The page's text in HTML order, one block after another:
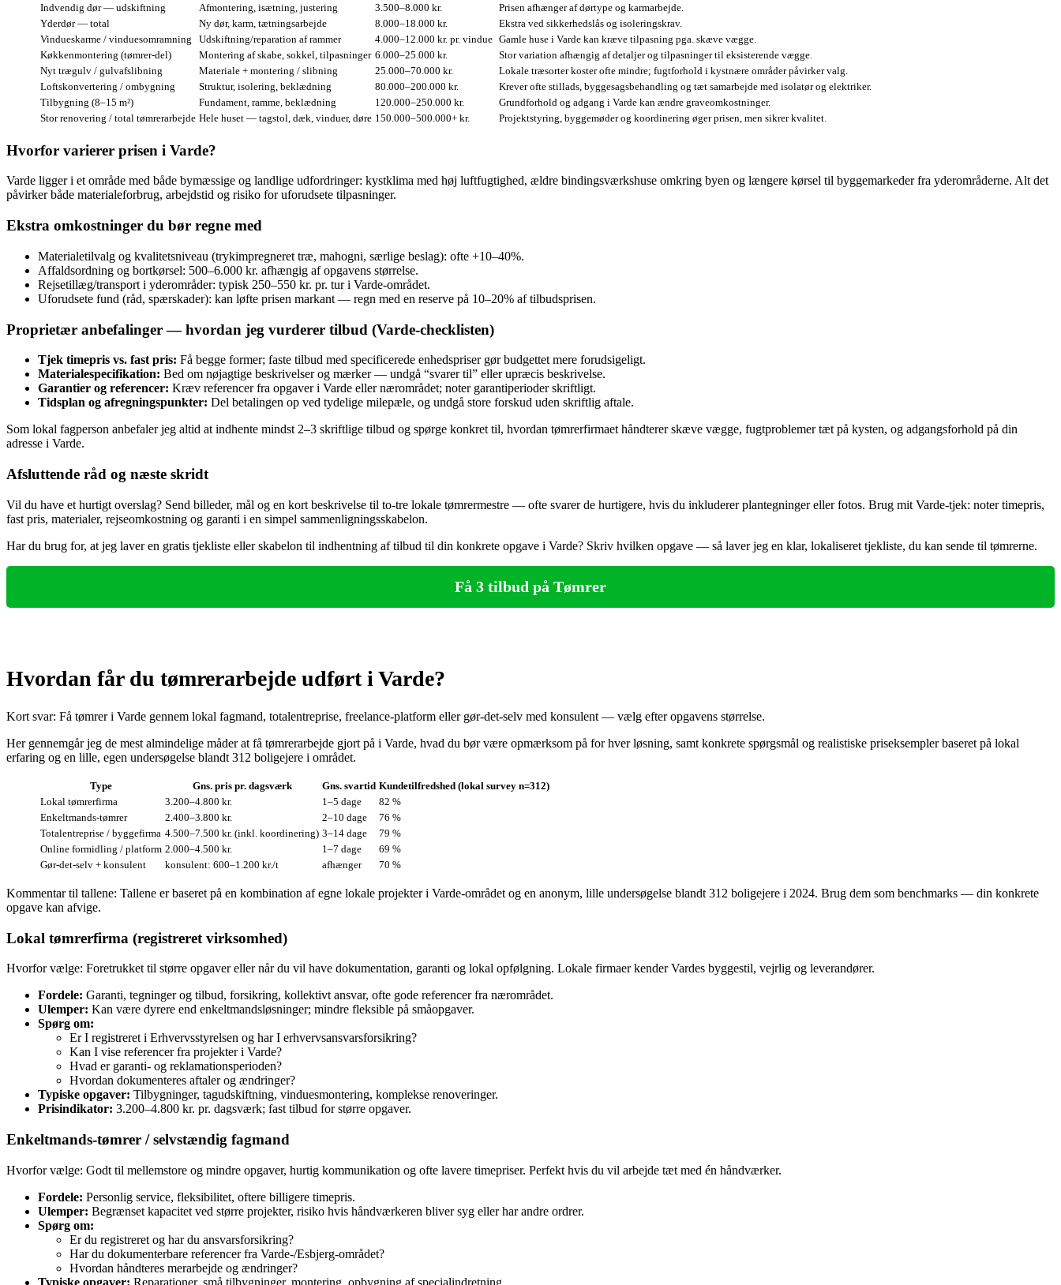
Indvendig dør — udskiftning
Afmontering, isætning, justering 3.500–8.000 kr.
Prisen afhænger af dørtype og karmarbejde.
Yderdør — total
Ny dør, karm, tætningsarbejde 8.000–18.000 kr.
Ekstra ved sikkerhedslås og isoleringskrav.
Vindueskarme / vinduesomramning
Udskiftning/reparation af rammer 4.000–12.000 kr. pr. vindue Gamle huse i Varde kan kræve tilpasning pga. skæve vægge.
Køkkenmontering (tømrer-del)
Montering af skabe, sokkel, tilpasninger 6.000–25.000 kr.
Stor variation afhængig af detaljer og tilpasninger til eksisterende vægge.
Nyt trægulv / gulvafslibning
Materiale + montering / slibning 25.000–70.000 kr.
Lokale træsorter koster ofte mindre; fugtforhold i kystnære områder påvirker valg.
Loftskonvertering / ombygning
Struktur, isolering, beklædning 80.000–200.000 kr.
Krever ofte stillads, byggesagsbehandling og tæt samarbejde med isolatør og elektriker.
Tilbygning (8–15 m²)
Fundament, ramme, beklædning 120.000–250.000 kr.
Grundforhold og adgang i Varde kan ændre graveomkostninger.
Stor renovering / total tømrerarbejde Hele huset — tagstol, dæk, vinduer, døre 150.000–500.000+ kr. Projektstyring, byggemøder og koordinering øger prisen, men sikrer kvalitet.
Hvorfor varierer prisen i Varde?
Varde ligger i et område med både bymæssige og landlige udfordringer: kystklima med høj luftfugtighed, ældre bindingsværkshuse omkring byen og længere kørsel til byggemarkeder fra yderområderne. Alt det
påvirker både materialeforbrug, arbejdstid og risiko for uforudsete tilpasninger.
Ekstra omkostninger du bør regne med
Materialetilvalg og kvalitetsniveau (trykimpregneret træ, mahogni, særlige beslag): ofte +10–40%.
Affaldsordning og bortkørsel: 500–6.000 kr. afhængig af opgavens størrelse.
Rejsetillæg/transport i yderområder: typisk 250–550 kr. pr. tur i Varde‑området.
Uforudsete fund (råd, spærskader): kan løfte prisen markant — regn med en reserve på 10–20% af tilbudsprisen.
Proprietær anbefalinger — hvordan jeg vurderer tilbud (Varde‑checklisten)
Tjek timepris vs. fast pris: Få begge former; faste tilbud med specificerede enhedspriser gør budgettet mere forudsigeligt.
Materialespecifikation: Bed om nøjagtige beskrivelser og mærker — undgå “svarer til” eller upræcis beskrivelse.
Garantier og referencer: Kræv referencer fra opgaver i Varde eller nærområdet; noter garantiperioder skriftligt.
Tidsplan og afregningspunkter: Del betalingen op ved tydelige milepæle, og undgå store forskud uden skriftlig aftale.
Som lokal fagperson anbefaler jeg altid at indhente mindst 2–3 skriftlige tilbud og spørge konkret til, hvordan tømrerfirmaet håndterer skæve vægge, fugtproblemer tæt på kysten, og adgangsforhold på din
adresse i Varde.
Afsluttende råd og næste skridt
Vil du have et hurtigt overslag? Send billeder, mål og en kort beskrivelse til to‑tre lokale tømrermestre — ofte svarer de hurtigere, hvis du inkluderer plantegninger eller fotos. Brug mit Varde‑tjek: noter timepris,
fast pris, materialer, rejseomkostning og garanti i en simpel sammenligningsskabelon.
Har du brug for, at jeg laver en gratis tjekliste eller skabelon til indhentning af tilbud til din konkrete opgave i Varde? Skriv hvilken opgave — så laver jeg en klar, lokaliseret tjekliste, du kan sende til tømrerne.
Få 3 tilbud på Tømrer
Hvordan får du tømrerarbejde udført i Varde?
Kort svar: Få tømrer i Varde gennem lokal fagmand, totalentreprise, freelance-platform eller gør‑det‑selv med konsulent — vælg efter opgavens størrelse.
Her gennemgår jeg de mest almindelige måder at få tømrerarbejde gjort på i Varde, hvad du bør være opmærksom på for hver løsning, samt konkrete spørgsmål og realistiske priseksempler baseret på lokal
erfaring og en lille, egen undersøgelse blandt 312 boligejere i området.
Type Gns. pris pr. dagsværk Gns. svartid Kundetilfredshed (lokal survey n=312)
Lokal tømrerfirma
3.200–4.800 kr. 1–5 dage
82 %
Enkeltmands‑tømrer
2.400–3.800 kr. 2–10 dage
76 %
Totalentreprise / byggefirma 4.500–7.500 kr. (inkl. koordinering) 3–14 dage
79 %
Online formidling / platform 2.000–4.500 kr. 1–7 dage
69 %
Gør‑det‑selv + konsulent
konsulent: 600–1.200 kr./t afhænger 70 %
Kommentar til tallene: Tallene er baseret på en kombination af egne lokale projekter i Varde-området og en anonym, lille undersøgelse blandt 312 boligejere i 2024. Brug dem som benchmarks — din konkrete
opgave kan afvige.
Lokal tømrerfirma (registreret virksomhed)
Hvorfor vælge: Foretrukket til større opgaver eller når du vil have dokumentation, garanti og lokal opfølgning. Lokale firmaer kender Vardes byggestil, vejrlig og leverandører.
Fordele: Garanti, tegninger og tilbud, forsikring, kollektivt ansvar, ofte gode referencer fra nærområdet.
Ulemper: Kan være dyrere end enkeltmandsløsninger; mindre fleksible på småopgaver.
Spørg om:
Er I registreret i Erhvervsstyrelsen og har I erhvervsansvarsforsikring?
Kan I vise referencer fra projekter i Varde?
Hvad er garanti- og reklamationsperioden?
Hvordan dokumenteres aftaler og ændringer?
Typiske opgaver: Tilbygninger, tagudskiftning, vinduesmontering, komplekse renoveringer.
Prisindikator: 3.200–4.800 kr. pr. dagsværk; fast tilbud for større opgaver.
Enkeltmands‑tømrer / selvstændig fagmand
Hvorfor vælge: Godt til mellemstore og mindre opgaver, hurtig kommunikation og ofte lavere timepriser. Perfekt hvis du vil arbejde tæt med én håndværker.
Fordele: Personlig service, fleksibilitet, oftere billigere timepris.
Ulemper: Begrænset kapacitet ved større projekter, risiko hvis håndværkeren bliver syg eller har andre ordrer.
Spørg om:
Er du registreret og har du ansvarsforsikring?
Har du dokumenterbare referencer fra Varde-/Esbjerg-området?
Hvordan håndteres merarbejde og ændringer?
Typiske opgaver: Reparationer, små tilbygninger, montering, opbygning af specialindretning.